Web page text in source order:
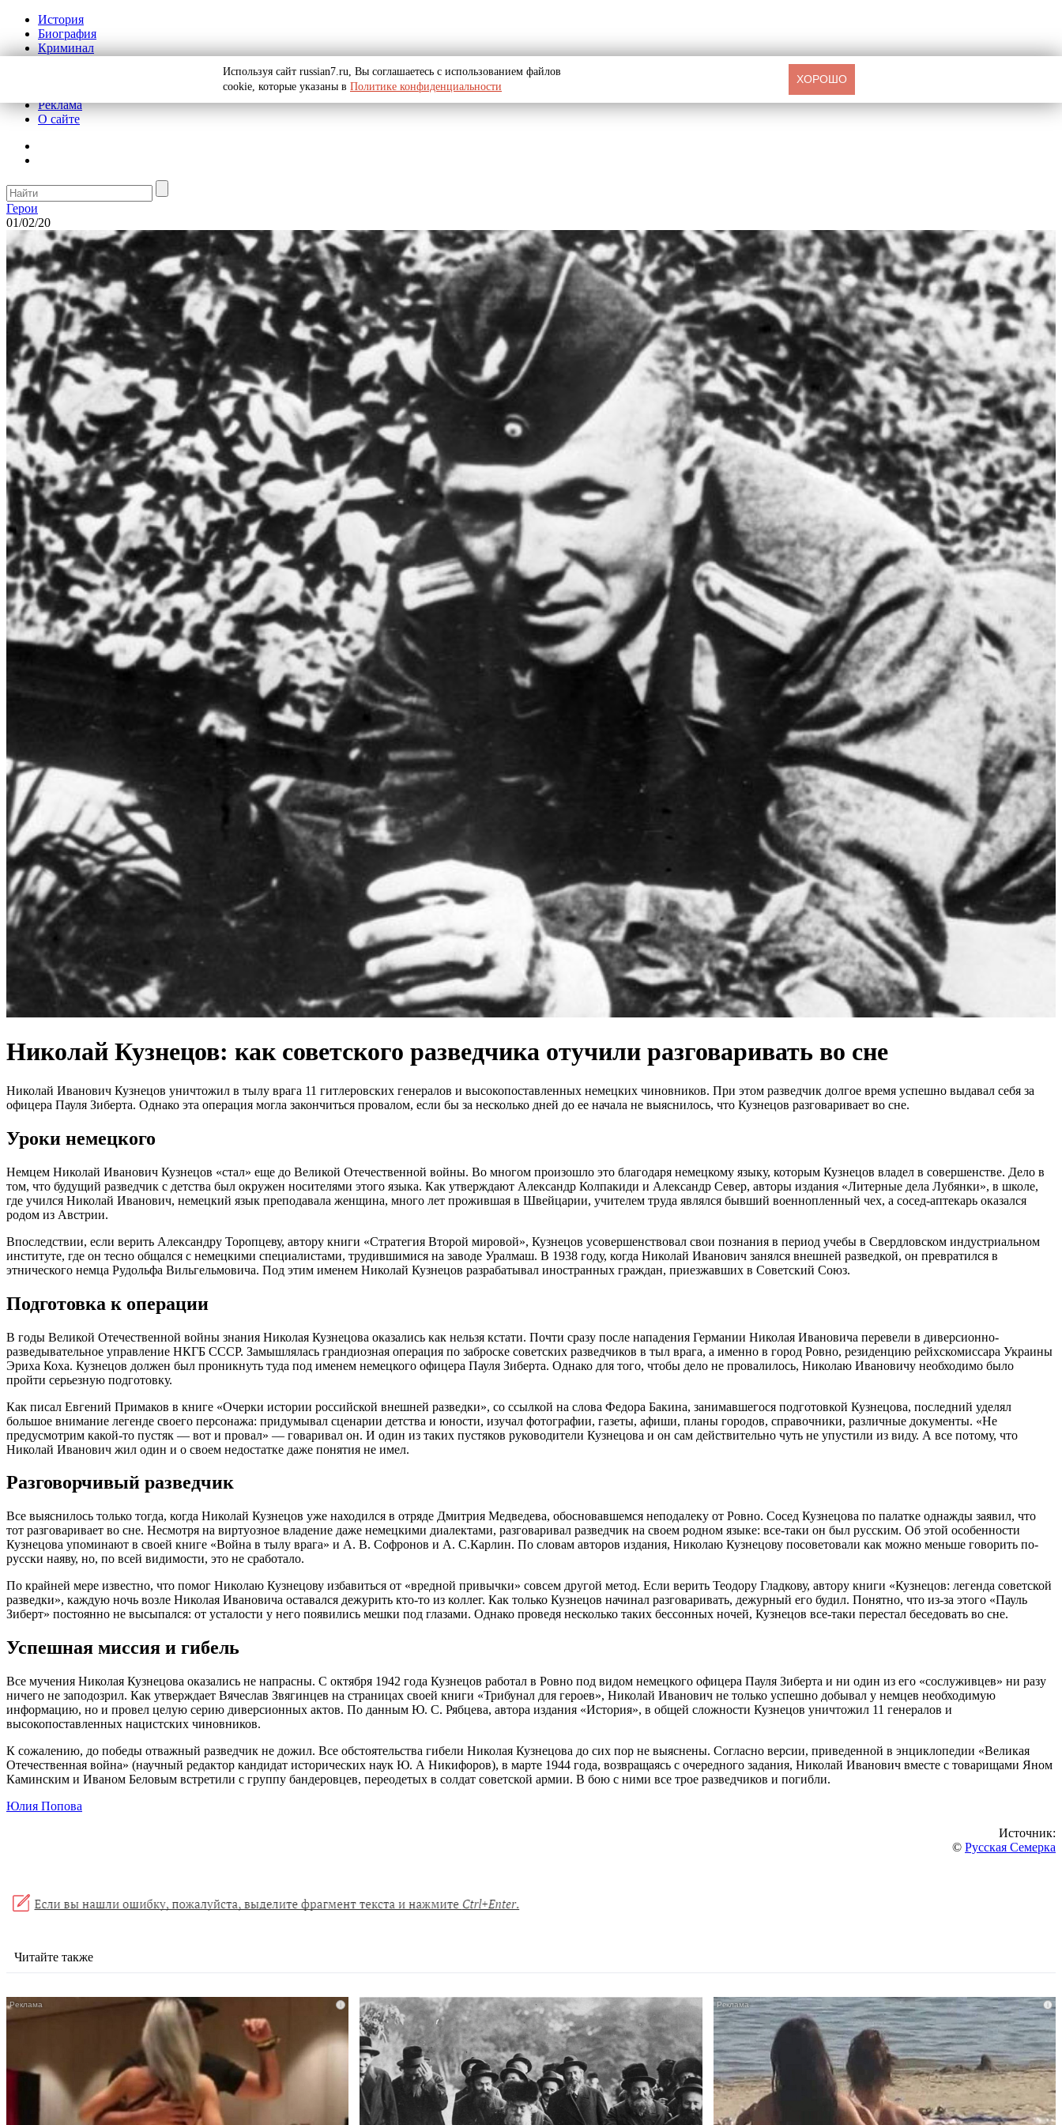
История
Биография
Криминал
Реклама
О сайте
Герои
01/02/20
Николай Кузнецов: как советского разведчика отучили разговаривать во сне
Николай Иванович Кузнецов уничтожил в тылу врага 11 гитлеровских генералов и высокопоставленных немецких чиновников. При этом разведчик долгое время успешно выдавал себя за
офицера Пауля Зиберта. Однако эта операция могла закончиться провалом, если бы за несколько дней до ее начала не выяснилось, что Кузнецов разговаривает во сне.
Уроки немецкого
Немцем Николай Иванович Кузнецов «стал» еще до Великой Отечественной войны. Во многом произошло это благодаря немецкому языку, которым Кузнецов владел в совершенстве. Дело в
том, что будущий разведчик с детства был окружен носителями этого языка. Как утверждают Александр Колпакиди и Александр Север, авторы издания «Литерные дела Лубянки», в школе,
где учился Николай Иванович, немецкий язык преподавала женщина, много лет прожившая в Швейцарии, учителем труда являлся бывший военнопленный чех, а сосед-аптекарь оказался
родом из Австрии.
Впоследствии, если верить Александру Торопцеву, автору книги «Стратегия Второй мировой», Кузнецов усовершенствовал свои познания в период учебы в Свердловском индустриальном
институте, где он тесно общался с немецкими специалистами, трудившимися на заводе Уралмаш. В 1938 году, когда Николай Иванович занялся внешней разведкой, он превратился в
этнического немца Рудольфа Вильгельмовича. Под этим именем Николай Кузнецов разрабатывал иностранных граждан, приезжавших в Советский Союз.
Подготовка к операции
В годы Великой Отечественной войны знания Николая Кузнецова оказались как нельзя кстати. Почти сразу после нападения Германии Николая Ивановича перевели в диверсионно-
разведывательное управление НКГБ СССР. Замышлялась грандиозная операция по заброске советских разведчиков в тыл врага, а именно в город Ровно, резиденцию рейхскомиссара Украины
Эриха Коха. Кузнецов должен был проникнуть туда под именем немецкого офицера Пауля Зиберта. Однако для того, чтобы дело не провалилось, Николаю Ивановичу необходимо было
пройти серьезную подготовку.
Как писал Евгений Примаков в книге «Очерки истории российской внешней разведки», со ссылкой на слова Федора Бакина, занимавшегося подготовкой Кузнецова, последний уделял
большое внимание легенде своего персонажа: придумывал сценарии детства и юности, изучал фотографии, газеты, афиши, планы городов, справочники, различные документы. «Не
предусмотрим какой-то пустяк — вот и провал» — говаривал он. И один из таких пустяков руководители Кузнецова и он сам действительно чуть не упустили из виду. А все потому, что
Николай Иванович жил один и о своем недостатке даже понятия не имел.
Разговорчивый разведчик
Все выяснилось только тогда, когда Николай Кузнецов уже находился в отряде Дмитрия Медведева, обосновавшемся неподалеку от Ровно. Сосед Кузнецова по палатке однажды заявил, что
тот разговаривает во сне. Несмотря на виртуозное владение даже немецкими диалектами, разговаривал разведчик на своем родном языке: все-таки он был русским. Об этой особенности
Кузнецова упоминают в своей книге «Война в тылу врага» и А. В. Софронов и А. С.Карлин. По словам авторов издания, Николаю Кузнецову посоветовали как можно меньше говорить по-
русски наяву, но, по всей видимости, это не сработало.
По крайней мере известно, что помог Николаю Кузнецову избавиться от «вредной привычки» совсем другой метод. Если верить Теодору Гладкову, автору книги «Кузнецов: легенда советской
разведки», каждую ночь возле Николая Ивановича оставался дежурить кто-то из коллег. Как только Кузнецов начинал разговаривать, дежурный его будил. Понятно, что из-за этого «Пауль
Зиберт» постоянно не высыпался: от усталости у него появились мешки под глазами. Однако проведя несколько таких бессонных ночей, Кузнецов все-таки перестал беседовать во сне.
Успешная миссия и гибель
Все мучения Николая Кузнецова оказались не напрасны. С октября 1942 года Кузнецов работал в Ровно под видом немецкого офицера Пауля Зиберта и ни один из его «сослуживцев» ни разу
ничего не заподозрил. Как утверждает Вячеслав Звягинцев на страницах своей книги «Трибунал для героев», Николай Иванович не только успешно добывал у немцев необходимую
информацию, но и провел целую серию диверсионных актов. По данным Ю. С. Рябцева, автора издания «История», в общей сложности Кузнецов уничтожил 11 генералов и
высокопоставленных нацистских чиновников.
К сожалению, до победы отважный разведчик не дожил. Все обстоятельства гибели Николая Кузнецова до сих пор не выяснены. Согласно версии, приведенной в энциклопедии «Великая
Отечественная война» (научный редактор кандидат исторических наук Ю. А Никифоров), в марте 1944 года, возвращаясь с очередного задания, Николай Иванович вместе с товарищами Яном
Каминским и Иваном Беловым встретили с группу бандеровцев, переодетых в солдат советской армии. В бою с ними все трое разведчиков и погибли.
Юлия Попова
Источник:
© Русская Семерка
Читайте также
i i
Используя сайт russian7.ru, Вы соглашаетесь с использованием файлов
cookie, которые указаны в Политике конфиденциальности
ХОРОШО